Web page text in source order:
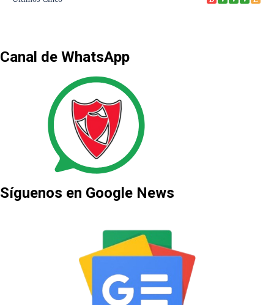
Canal de WhatsApp
Síguenos en Google News